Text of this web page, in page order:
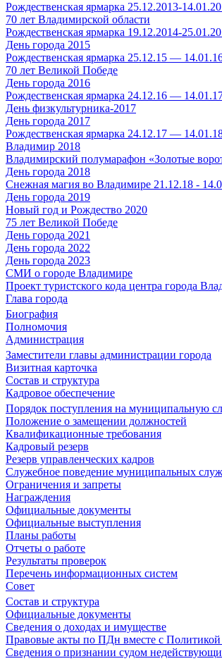
Рождественская ярмарка 25.12.2013-
70 лет Владимирской области
Рождественская ярмарка 19.12.2014-
День города 2015
Рождественская ярмарка 25.12.15 —
70 лет Великой Победе
День города 2016
Рождественская ярмарка 24.12.16 —
День физкультурника-2017
День города 2017
Рождественская ярмарка 24.12.17 —
Владимир 2018
Владимирский полумарафон «Золотые
День города 2018
Снежная магия во Владимире 21.12.18 -
День города 2019
Новый год и Рождество 2020
75 лет Великой Победе
День города 2021
День города 2022
День города 2023
СМИ о городе Владимире
Проект туристского кода центра города
Глава города
Биография
Полномочия
Администрация
Заместители главы администрации города
Визитная карточка
Состав и структура
Кадровое обеспечение
Порядок поступления на муниципальную
Положение о замещении должностей
Квалификационные требования
Кадровый резерв
Резерв управленческих кадров
Служебное поведение муниципальных
Ограничения и запреты
Награждения
Официальные документы
Официальные выступления
Планы работы
Отчеты о работе
Результаты проверок
Перечень информационных систем
Совет
Состав и структура
Официальные документы
Сведения о доходах и имуществе
Правовые акты по ПДн вместе с
Сведения о признании судом